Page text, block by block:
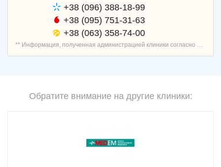
+38 (096) 388-18-99
+38 (095) 751-31-63
+38 (063) 358-74-00
Обратите внимание на другие клиники: